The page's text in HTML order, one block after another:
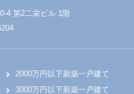
4 第2二栄ビル 1階
2000万円以下新築一戸建て
3000万円以下新築一戸建て